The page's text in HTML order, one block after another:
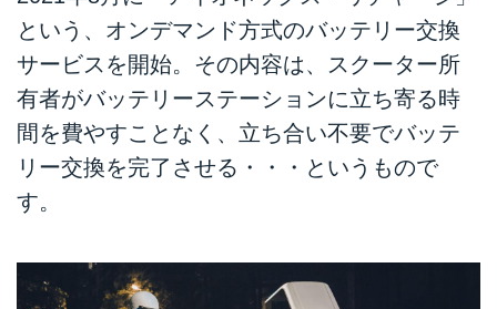
という、オンデマンド方式のバッテリー交換
サービスを開始。その内容は、スクーター所
有者がバッテリーステーションに立ち寄る時
間を費やすことなく、立ち合い不要でバッテ
リー交換を完了させる・・・というもので
す。